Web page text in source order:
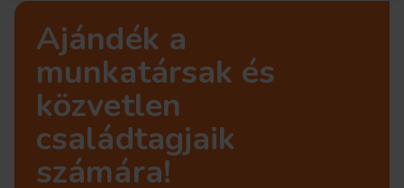
Ajándék a
munkatársak és
közvetlen
családtagjaik
számára!